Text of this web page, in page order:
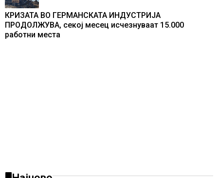
КРИЗАТА ВО ГЕРМАНСКАТА ИНДУСТРИЈА
ПРОДОЛЖУВА, секој месец исчезнуваат 15.000
работни места